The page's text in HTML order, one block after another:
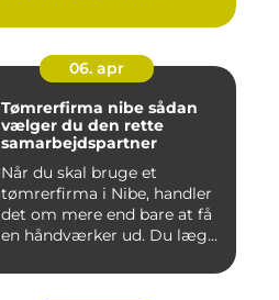
06. apr
Tømrerfirma nibe sådan
vælger du den rette
samarbejdspartner
Når du skal bruge et
tømrerfirma i Nibe, handler
det om mere end bare at få
en håndværker ud. Du læg...